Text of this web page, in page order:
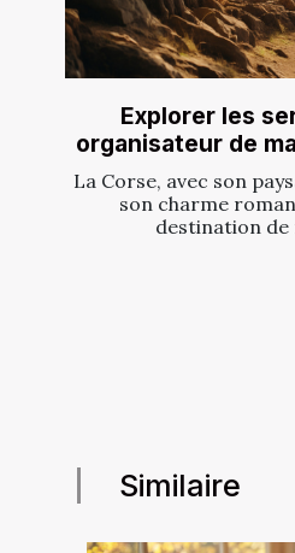
Explorer les
organisateur de
La Corse, avec son
son charme
destination de
Similaire